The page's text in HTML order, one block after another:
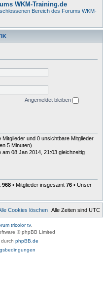
WKM-Training.de
Bereich des Forums WKM-
Angemeldet bleiben
und 0 unsichtbare Mitglieder
5 Minuten)
am 08 Jan 2014, 21:03 gleichzeitig
968 • Mitglieder insgesamt 76 • Unser
Alle Zeiten sind UTC
Cookies löschen
tricolor tv
© phpBB Limited
phpBB.de